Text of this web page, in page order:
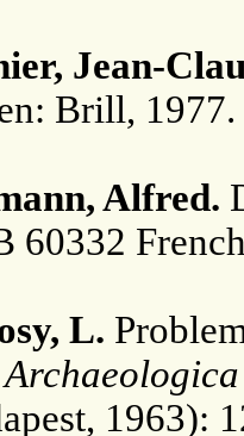
Jean-
Brill,
Alfred.
60332
L.
1963):